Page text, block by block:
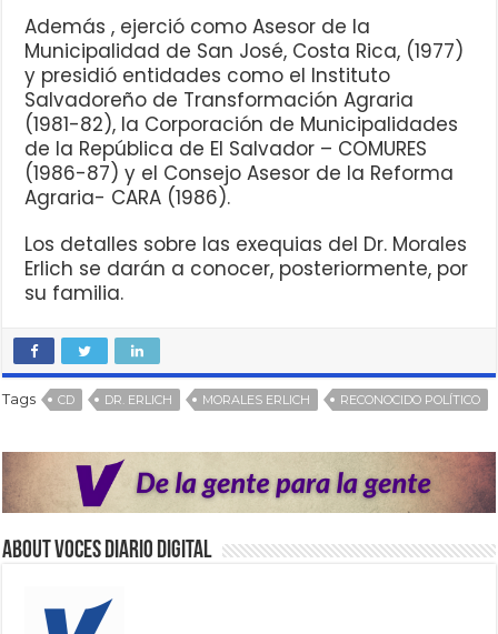
Además , ejerció como Asesor de la
Municipalidad de San José, Costa Rica, (1977)
y presidió entidades como el Instituto
Salvadoreño de Transformación Agraria
(1981-82), la Corporación de Municipalidades
de la República de El Salvador – COMURES
(1986-87) y el Consejo Asesor de la Reforma
Agraria- CARA (1986).
Los detalles sobre las exequias del Dr. Morales
Erlich se darán a conocer, posteriormente, por
su familia.
Tags CD DR. ERLICH MORALES ERLICH RECONOCIDO POLÍTICO
About VOCES Diario digital